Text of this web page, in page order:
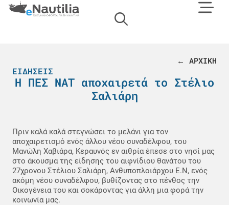
← ΑΡΧΙΚΗ
ΕΙΔΉΣΕΙΣ
H ΠΕΣ ΝΑΤ αποχαιρετά το Στέλιο
Σαλιάρη
Πριν καλά καλά στεγνώσει το μελάνι για τον
αποχαιρετισμό ενός άλλου νέου συναδέλφου, του
Μανώλη Χαβιάρα, Κεραυνός εν αιθρία έπεσε στο νησί μας
στο άκουσμα της είδησης του αιφνίδιου θανάτου του
27χρονου Στέλιου Σαλιάρη, Ανθυποπλοιάρχου Ε.Ν, ενός
ακόμη νέου συναδέλφου, βυθίζοντας στο πένθος την
Οικογένεια του και σοκάροντας για άλλη μια φορά την
κοινωνία μας.